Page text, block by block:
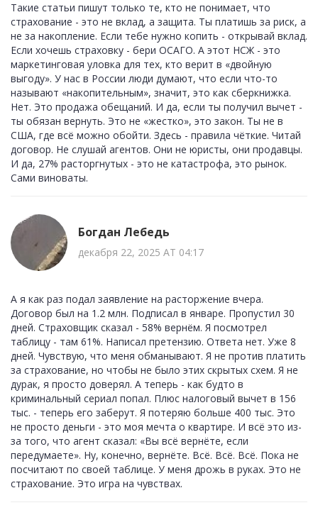
Такие статьи пишут только те, кто не понимает, что
страхование - это не вклад, а защита. Ты платишь за риск, а
не за накопление. Если тебе нужно копить - открывай вклад.
Если хочешь страховку - бери ОСАГО. А этот НСЖ - это
маркетинговая уловка для тех, кто верит в «двойную
выгоду». У нас в России люди думают, что если что-то
называют «накопительным», значит, это как сберкнижка.
Нет. Это продажа обещаний. И да, если ты получил вычет -
ты обязан вернуть. Это не «жестко», это закон. Ты не в
США, где всё можно обойти. Здесь - правила чёткие. Читай
договор. Не слушай агентов. Они не юристы, они продавцы.
И да, 27% расторгнутых - это не катастрофа, это рынок.
Сами виноваты.
Богдан Лебедь
декабря 22, 2025 AT 04:17
А я как раз подал заявление на расторжение вчера.
Договор был на 1.2 млн. Подписал в январе. Пропустил 30
дней. Страховщик сказал - 58% вернём. Я посмотрел
таблицу - там 61%. Написал претензию. Ответа нет. Уже 8
дней. Чувствую, что меня обманывают. Я не против платить
за страхование, но чтобы не было этих скрытых схем. Я не
дурак, я просто доверял. А теперь - как будто в
криминальный сериал попал. Плюс налоговый вычет в 156
тыс. - теперь его заберут. Я потеряю больше 400 тыс. Это
не просто деньги - это моя мечта о квартире. И всё это из-
за того, что агент сказал: «Вы всё вернёте, если
передумаете». Ну, конечно, вернёте. Всё. Всё. Всё. Пока не
посчитают по своей таблице. У меня дрожь в руках. Это не
страхование. Это игра на чувствах.